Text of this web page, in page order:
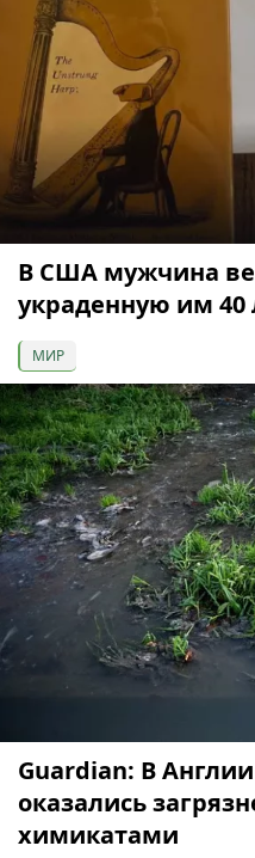
В США мужчина
украденную им 40
МИР
Guardian: В
оказались
химикатами